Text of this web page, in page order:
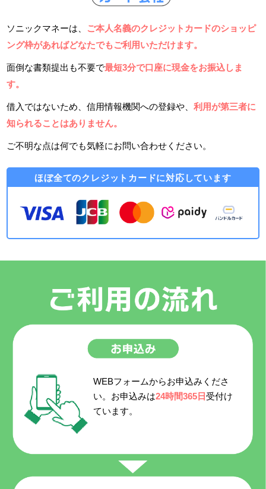
ソニックマネーは、 ご本人名義のクレジットカードのショッピ
ング枠があればどなたでもご利用いただけます。
面倒な書類提出も不要で最短3分で口座に現金をお振込しま
す。
借入ではないため、信用情報機関への登録や、利用が第三者に
知られることはありません。
ご不明な点は何でも気軽にお問い合わせください。
ほぼ全てのクレジットカードに対応しています
WEBフォームからお申込みくださ
い。お申込みは24時間365日 受付け
ています。